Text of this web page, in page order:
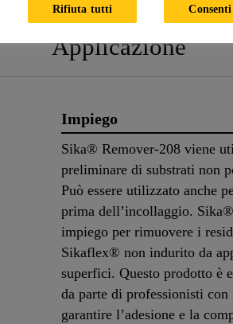
Applicazione
Impiego
Sika® Remover-208 viene
preliminare di substrati non
Può essere utilizzato anche
prima dell’incollaggio.
impiego per rimuovere i
Sikaflex® non indurito da
superfici. Questo prodotto è
da parte di professionisti con
garantire l’adesione e la
Rifiuta tutti